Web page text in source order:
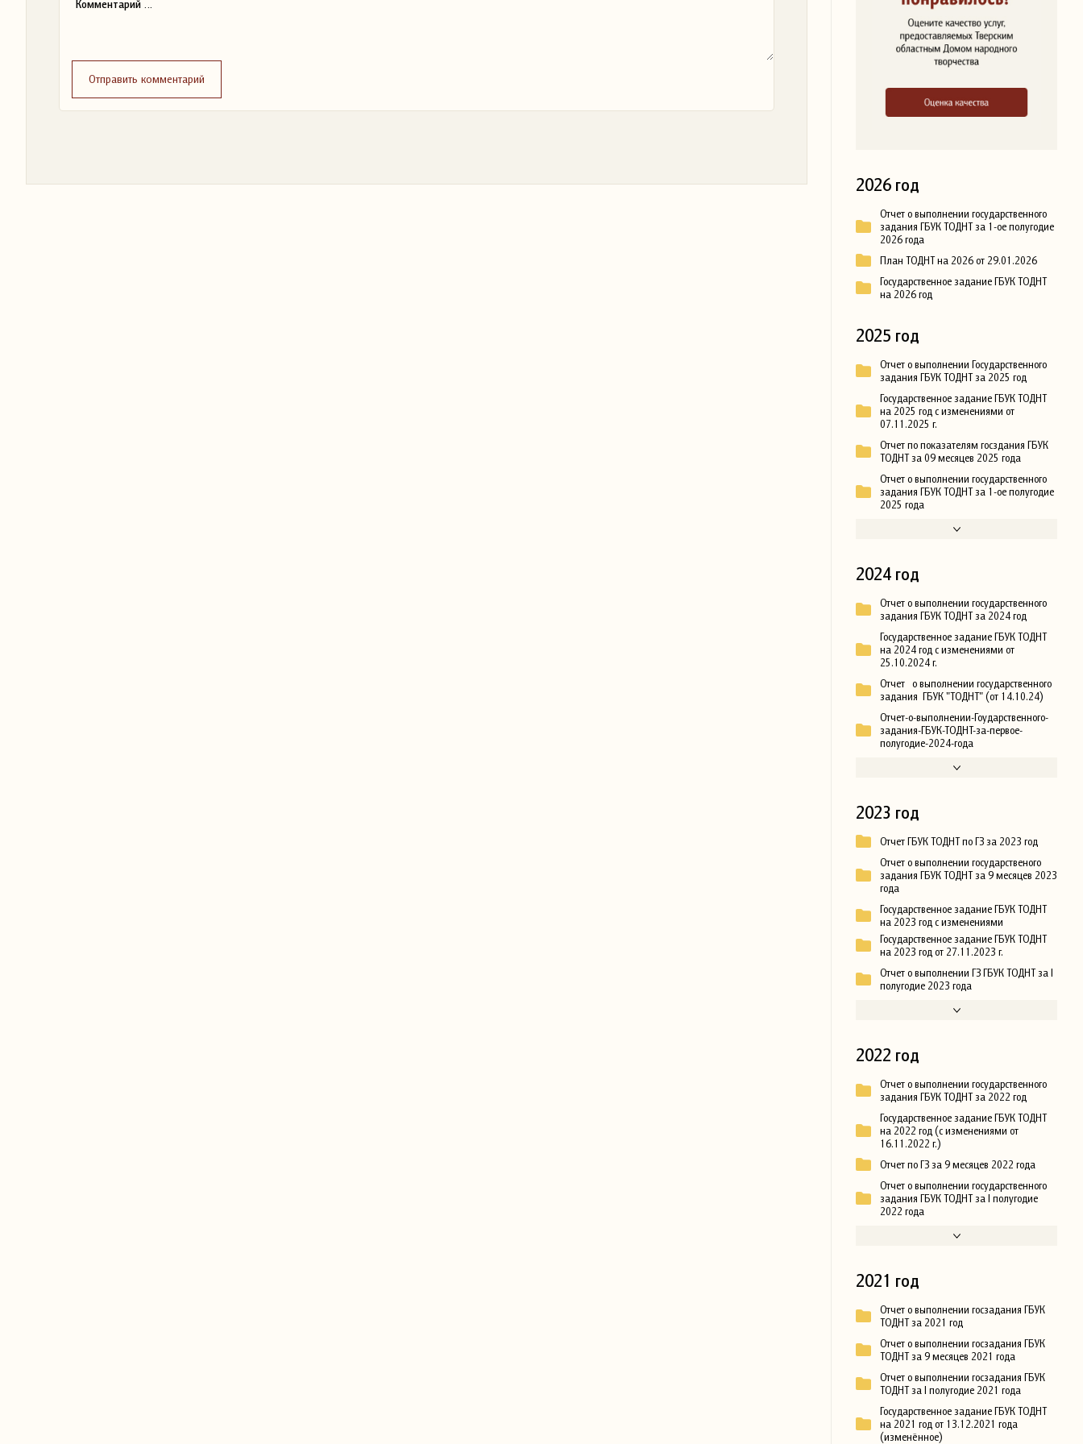
Отправить комментарий
2026 год
Отчет о выполнении государственного
задания ГБУК ТОДНТ за 1-ое полугодие
2026 года
План ТОДНТ на 2026 от 29.01.2026
Государственное задание ГБУК ТОДНТ
на 2026 год
2025 год
Отчет о выполнении Государственного
задания ГБУК ТОДНТ за 2025 год
Государственное задание ГБУК ТОДНТ
на 2025 год с изменениями от
07.11.2025 г.
Отчет по показателям госздания ГБУК
ТОДНТ за 09 месяцев 2025 года
Отчет о выполнении государственного
задания ГБУК ТОДНТ за 1-ое полугодие
2025 года
2024 год
Отчет о выполнении государственного
задания ГБУК ТОДНТ за 2024 год
Государственное задание ГБУК ТОДНТ
на 2024 год с изменениями от
25.10.2024 г.
Отчет о выполнении государственного
задания ГБУК "ТОДНТ" (от 14.10.24)
Отчет-о-выполнении-Гоударственного-
задания-ГБУК-ТОДНТ-за-первое-
полугодие-2024-года
2023 год
Отчет ГБУК ТОДНТ по ГЗ за 2023 год
Отчет о выполнении государственого
задания ГБУК ТОДНТ за 9 месяцев 2023
года
Государственное задание ГБУК ТОДНТ
на 2023 год с изменениями
Государственное задание ГБУК ТОДНТ
на 2023 год от 27.11.2023 г.
Отчет о выполнении ГЗ ГБУК ТОДНТ за I
полугодие 2023 года
2022 год
Отчет о выполнении государственного
задания ГБУК ТОДНТ за 2022 год
Государственное задание ГБУК ТОДНТ
на 2022 год (с изменениями от
16.11.2022 г.)
Отчет по ГЗ за 9 месяцев 2022 года
Отчет о выполнении государственного
задания ГБУК ТОДНТ за I полугодие
2022 года
2021 год
Отчет о выполнении госзадания ГБУК
ТОДНТ за 2021 год
Отчет о выполнении госзадания ГБУК
ТОДНТ за 9 месяцев 2021 года
Отчет о выполнении госзадания ГБУК
ТОДНТ за I полугодие 2021 года
Государственное задание ГБУК ТОДНТ
на 2021 год от 13.12.2021 года
(изменённое)